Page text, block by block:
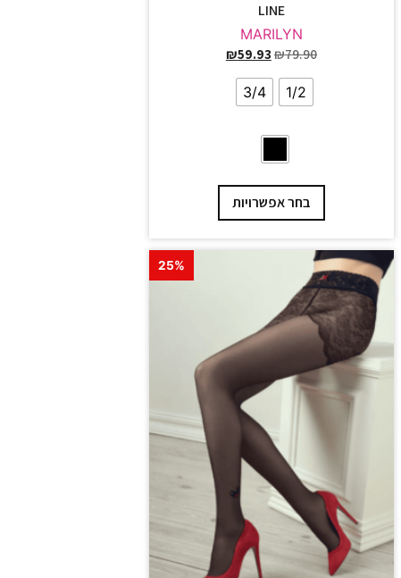
LINE
MARILYN
₪79.90
₪59.93
1/2
3/4
בחר אפשרויות
25%